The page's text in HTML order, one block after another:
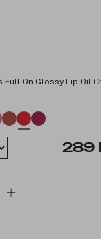
Full On Glossy Lip Oil
289